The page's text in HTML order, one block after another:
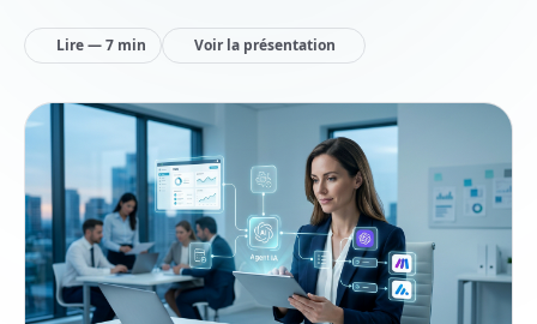
Lire — 7 min Voir la présentation